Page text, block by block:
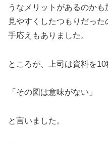
うなメリットがあるのかも
見やすくしたつもりだっ
手応えもありました。
ところが、上司は資料を10
「その図は意味がない」
と言いました。